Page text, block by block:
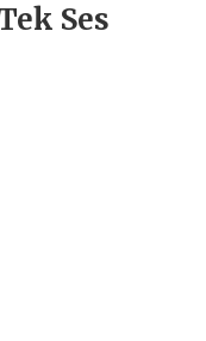
Ses